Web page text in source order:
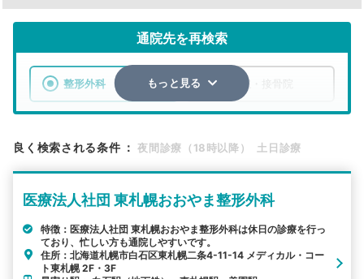
通院先を再検索
整形外科 整骨院・接骨院
検索する
詳細条件で絞り込む
その他の検索方法
駅から探す 院名から探す
もっと見る
良く検索される条件 ： 夜間診療（18時以降） 土日診療
医療法人社団 東札幌おおやま整形外科
特徴：医療法人社団 東札幌おおやま整形外科は休日の診療を行っ
ており、忙しい方も通院しやすいです。
住所：北海道札幌市白石区東札幌二条4-11-14 メディカル・コー
ト東札幌 2F・3F